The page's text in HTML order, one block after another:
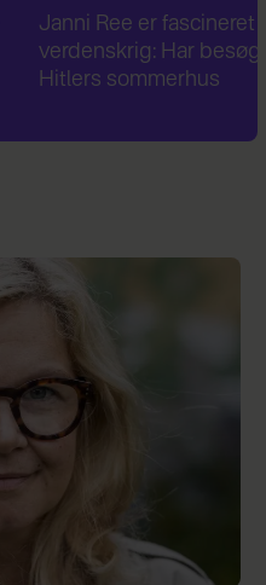
Janni Ree er fascineret
verdenskrig: Har
Hitlers sommerhus